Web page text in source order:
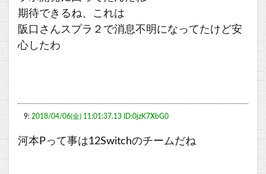
期待できるね、これは
阪口さんスプラ２で消息不明になってたけど安
心したわ
9: 2018/04/06(金) 11:01:37.13 ID:0jzK7XbG0
河本Pって事は12Switchのチームだね